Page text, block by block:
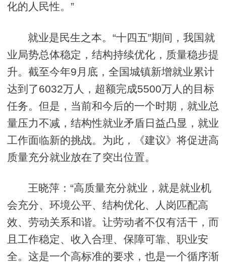
化的人民性。”
就业是民生之本。“十四五”期间，我国就
业局势总体稳定，结构持续优化，质量稳步提
升。截至今年9月底，全国城镇新增就业累计
达到了6032万人，超额完成5500万人的目标
任务。但是，当前和今后的一个时期，就业总
量压力不减，结构性就业矛盾日益凸显，就业
工作面临新的挑战。为此，《建议》将促进高
质量充分就业放在了突出位置。
王晓萍：“高质量充分就业，就是就业机
会充分、环境公平、结构优化、人岗匹配高
效、劳动关系和谐。让劳动者不仅有活干，而
且工作稳定、收入合理、保障可靠、职业安
全。这是一个高标准的要求，也是一个循序渐